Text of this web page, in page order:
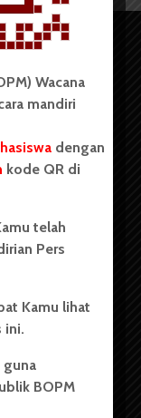
WACANA.
merupakan
Sumatera Utara
salah satu
USU yang
Wacana
mandiri
dengan
kode QR di
telah
Pers
Kamu lihat
ini.
guna
BOPM